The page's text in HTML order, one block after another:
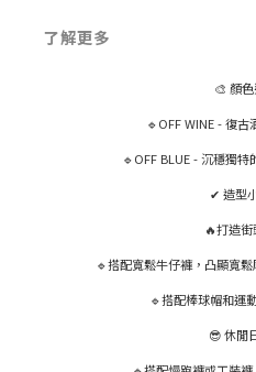
了解更多
🎨 顏
🔹OFF WINE - 復
🔹OFF BLUE - 沉穩獨
✔ 造型
🔥打造
🔹搭配寬鬆牛仔褲，凸顯寬
🔹搭配棒球帽和運
😎 休閒